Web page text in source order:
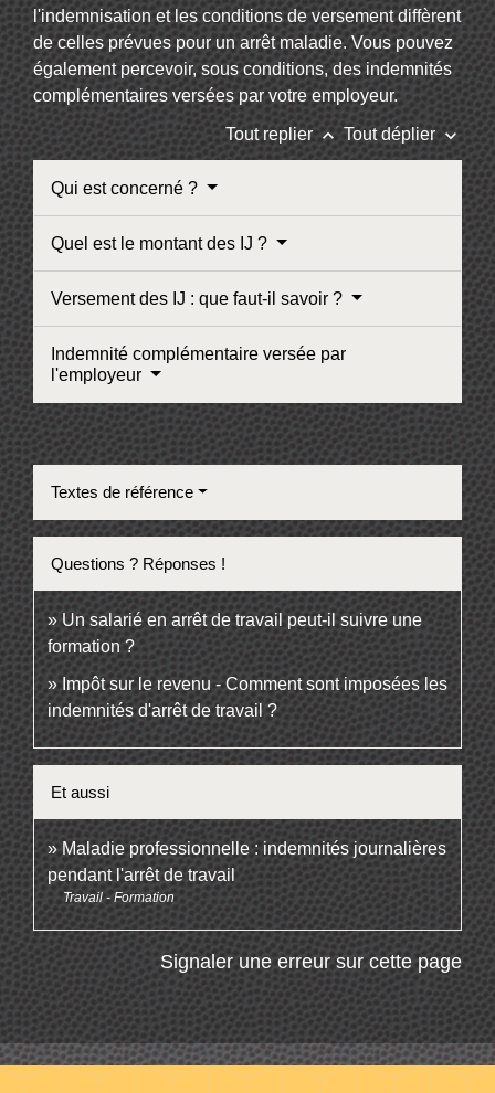
l'indemnisation et les conditions de versement diffèrent
de celles prévues pour un arrêt maladie. Vous pouvez
également percevoir, sous conditions, des indemnités
complémentaires versées par votre employeur.
Tout replierkeyboard_arrow_up Tout déplierkeyboard_arrow_down
Qui est concerné ?
Quel est le montant des IJ ?
Versement des IJ : que faut-il savoir ?
Indemnité complémentaire versée par
l'employeur
Textes de référence
Questions ? Réponses !
Un salarié en arrêt de travail peut-il suivre une
formation ?
Impôt sur le revenu - Comment sont imposées les
indemnités d'arrêt de travail ?
Et aussi
Maladie professionnelle : indemnités journalières
pendant l'arrêt de travail
Travail - Formation
Signaler une erreur sur cette page